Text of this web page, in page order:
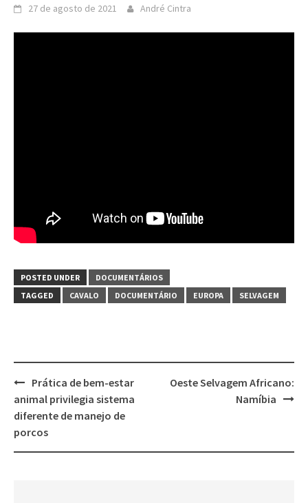
27 de agosto de 2021 André Cintra
POSTED UNDER
DOCUMENTÁRIOS
TAGGED
CAVALO DOCUMENTÁRIO EUROPA SELVAGEM
Post
navigation
Prática de bem-estar
animal privilegia sistema
diferente de manejo de
porcos
Oeste Selvagem Africano:
Namíbia